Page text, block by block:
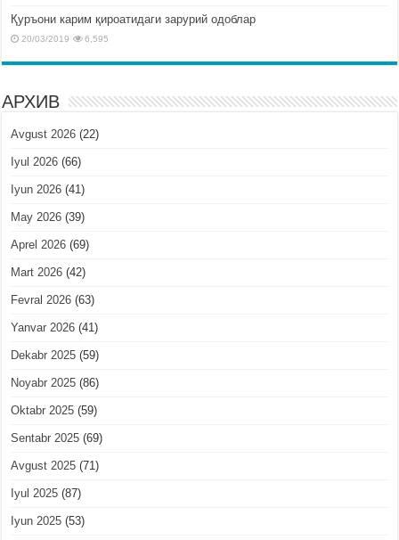
Қуръони карим қироатидаги зарурий одоблар
20/03/2019 6,595
АРХИВ
Avgust 2026 (22)
Iyul 2026 (66)
Iyun 2026 (41)
May 2026 (39)
Aprel 2026 (69)
Mart 2026 (42)
Fevral 2026 (63)
Yanvar 2026 (41)
Dekabr 2025 (59)
Noyabr 2025 (86)
Oktabr 2025 (59)
Sentabr 2025 (69)
Avgust 2025 (71)
Iyul 2025 (87)
Iyun 2025 (53)